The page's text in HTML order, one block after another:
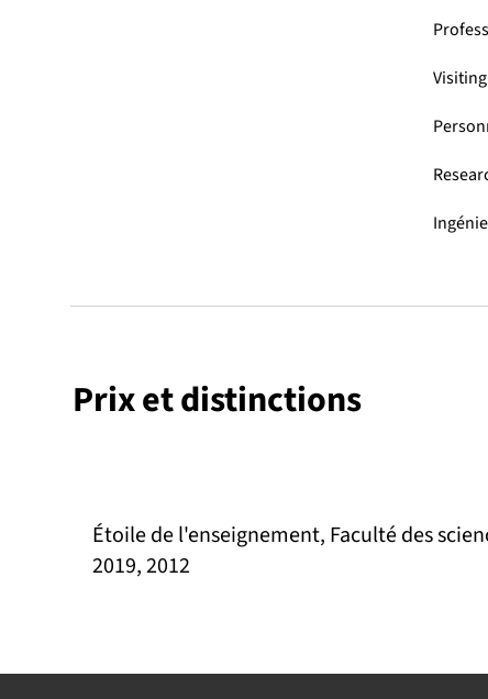
Prix et distinctions
Étoile de l'enseignement, Faculté des
2019, 2012